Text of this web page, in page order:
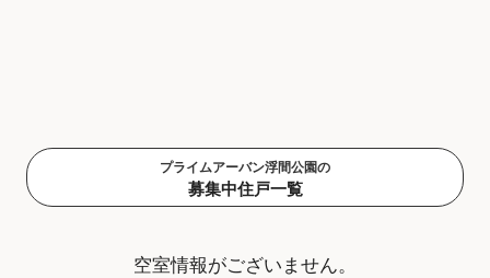
プライムアーバン浮間公園の
募集中住戸一覧
空室情報がございません。